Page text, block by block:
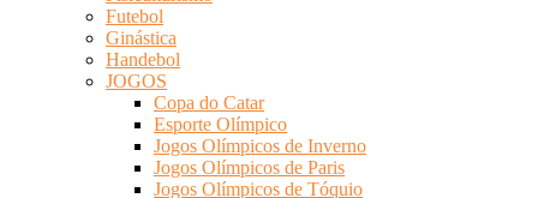
Futebol
Ginástica
Handebol
JOGOS
Copa do Catar
Esporte Olímpico
Jogos Olímpicos de Inverno
Jogos Olímpicos de Paris
Jogos Olímpicos de Tóquio